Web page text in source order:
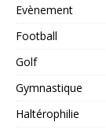
Evènement
Football
Golf
Gymnastique
Haltérophilie